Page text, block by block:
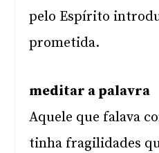
pelo Espírito
prometida.
meditar a palavra
Aquele que falava
tinha fragilidades